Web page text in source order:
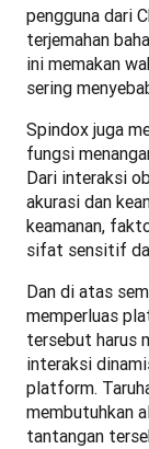
pengguna dari
terjemahan
ini memakan
sering
Spindox juga
fungsi
Dari interaksi
akurasi dan
keamanan,
sifat sensitif
Dan di atas
memperluas
tersebut harus
interaksi
platform.
membutuhkan
tantangan